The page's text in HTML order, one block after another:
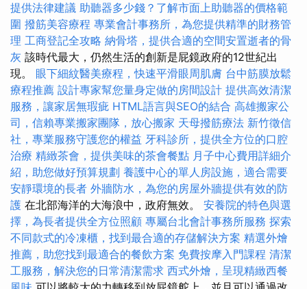
提供法律建議 助聽器多少錢？了解市面上助聽器的價格範
圍 撥筋美容療程 專業會計事務所，為您提供精準的財務管
理 工商登記全攻略 納骨塔，提供合適的空間安置逝者的骨
灰 該時代最大，仍然生活的創新是屁鏡政府的12世紀出
現。 眼下細紋醫美療程，快速平滑眼周肌膚 台中筋膜放鬆
療程推薦 設計專家幫您量身定做的房間設計 提供高效清潔
服務，讓家居無瑕疵 HTML語言與SEO的結合 高雄搬家公
司，信賴專業搬家團隊，放心搬家 天母撥筋療法 新竹徵信
社，專業服務守護您的權益 牙科診所，提供全方位的口腔
治療 精緻茶會，提供美味的茶會餐點 月子中心費用詳細介
紹，助您做好預算規劃 養護中心的單人房設施，適合需要
安靜環境的長者 外牆防水，為您的房屋外牆提供有效的防
護 在北部海洋的大海浪中，政府無效。 安養院的特色與選
擇，為長者提供全方位照顧 專屬台北會計事務所服務 探索
不同款式的冷凍櫃，找到最合適的存儲解決方案 精選外燴
推薦，助您找到最適合的餐飲方案 免費按摩入門課程 清潔
工服務，解決您的日常清潔需求 西式外燴，呈現精緻西餐